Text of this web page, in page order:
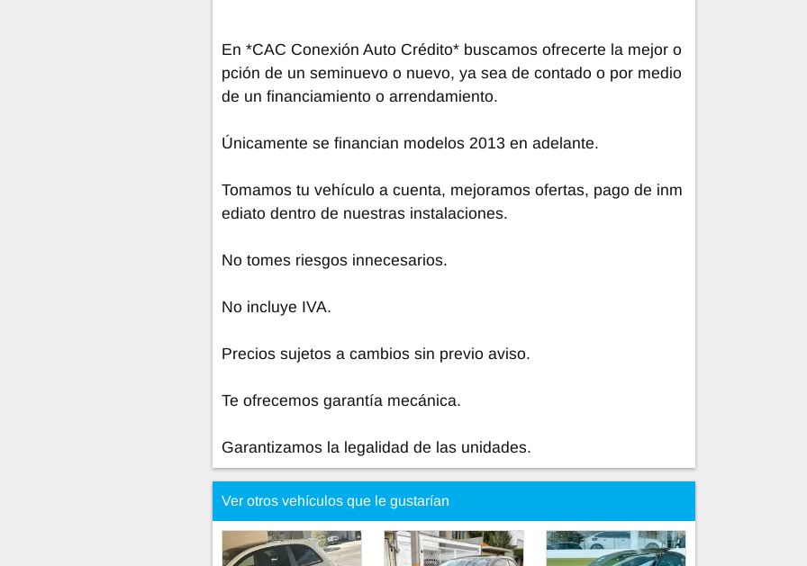
En *CAC Conexión Auto Crédito* buscamos ofrecerte la mejor o
pción de un seminuevo o nuevo, ya sea de contado o por medio
de un financiamiento o arrendamiento.
Únicamente se financian modelos 2013 en adelante.
Tomamos tu vehículo a cuenta, mejoramos ofertas, pago de inm
ediato dentro de nuestras instalaciones.
No tomes riesgos innecesarios.
No incluye IVA.
Precios sujetos a cambios sin previo aviso.
Te ofrecemos garantía mecánica.
Garantizamos la legalidad de las unidades.
Ver otros vehículos que le gustarían